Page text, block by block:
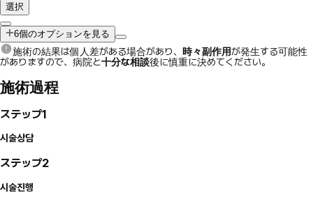
選択
6個のオプションを見る
施術の結果は個人差がある場合があり、 時々副作用が発生する可能性
がありますので、病院と十分な相談後に慎重に決めてください。
施術過程
ステップ1
시술상담
ステップ2
시술진행